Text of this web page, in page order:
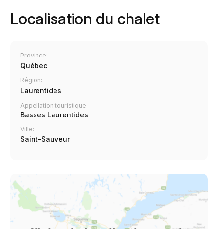
Localisation du chalet
Province:
Québec
Région:
Laurentides
Appellation touristique
Basses Laurentides
Ville:
Saint-Sauveur